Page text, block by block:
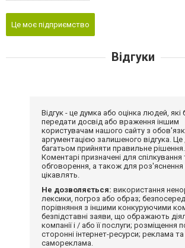
Це моє підприємство
Відгуки
Відгук - це думка або оцінка людей,
передати досвід або враження іншим
користувачам нашого сайту з
аргументацією залишеного відгука.
багатьом прийняти правильне рішення.
Коментарі призначені для спілкування
обговорення, а також для роз'яснення
цікавлять.
Не дозволяється: використання
лексики, погроз або образ;
порівняння з іншими конкуруючими
безпідставні заяви, що ображають
компанії і / або її послуги; розміщення
сторонні інтернет-ресурси; реклама та
самореклама.